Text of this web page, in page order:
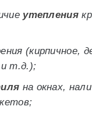
утепления
(кирпичное,
и т.д.);
на окнах,